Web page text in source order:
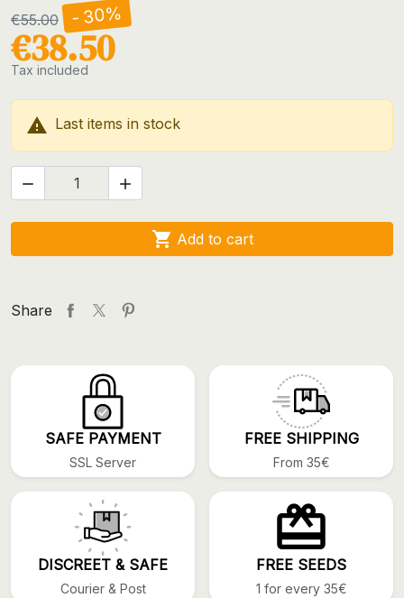
€55.00 - 30%
€38.50
Tax included
 Last items in stock
 
 Add to cart
Share
SAFE PAYMENT
SSL Server
FREE SHIPPING
From 35€
DISCREET & SAFE
Courier & Post
FREE SEEDS
1 for every 35€